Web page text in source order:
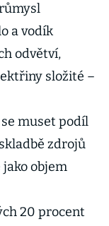
a vodík
odvětví,
složité –
muset podíl
zdrojů
objem
20 procent